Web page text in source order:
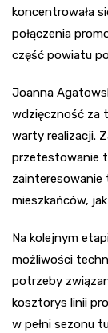
koncentrowała
połączenia
część powiatu
Joanna
wdzięczność za
warty realizacji.
przetestowanie
mieszkańców,
Na kolejnym
możliwości
potrzeby
kosztorys linii
w pełni sezonu